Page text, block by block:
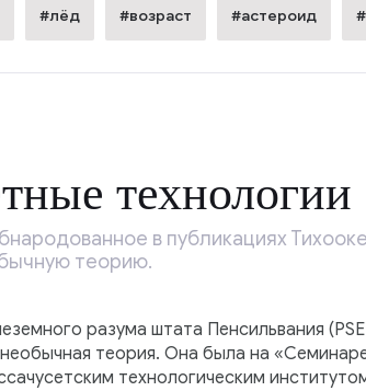
#лёд #возраст #астероид
технологии
в публикациях
теорию.
разума штата Пенсильвания
теория. Она была на
технологическим